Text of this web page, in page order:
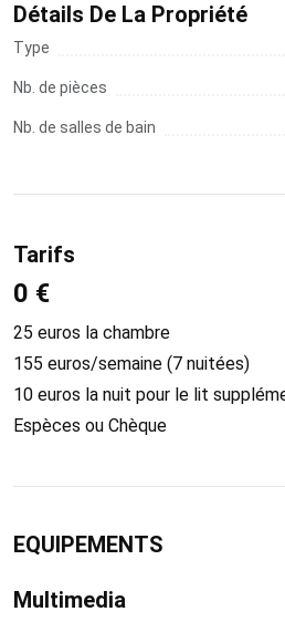
Détails De La Propriété
Type
Nb. de pièces
Nb. de salles de bain
Tarifs
0 €
25 euros la chambre
155 euros/semaine (7 nuitées)
10 euros la nuit pour le lit
Espèces ou Chèque
EQUIPEMENTS
Multimedia